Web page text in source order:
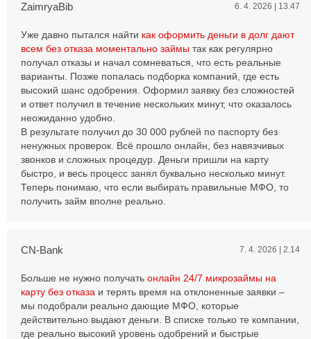
ZaimryaBib 6. 4. 2026 | 13.47
Уже давно пытался найти как оформить деньги в долг дают
всем без отказа моментально займы так как регулярно
получал отказы и начал сомневаться, что есть реальные
варианты. Позже попалась подборка компаний, где есть
высокий шанс одобрения. Оформил заявку без сложностей
и ответ получил в течение нескольких минут, что оказалось
неожиданно удобно.
В результате получил до 30 000 рублей по паспорту без
ненужных проверок. Всё прошло онлайн, без навязчивых
звонков и сложных процедур. Деньги пришли на карту
быстро, и весь процесс занял буквально несколько минут.
Теперь понимаю, что если выбирать правильные МФО, то
получить займ вполне реально.
CN-Bank 7. 4. 2026 | 2.14
Больше не нужно получать онлайн 24/7 микрозаймы на
карту без отказа и терять время на отклоненные заявки –
мы подобрали реально дающие МФО, которые
действительно выдают деньги. В списке только те компании,
где реально высокий уровень одобрений и быстрые